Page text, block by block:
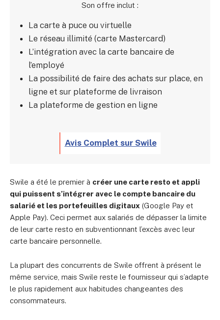
Son offre inclut :
La carte à puce ou virtuelle
Le réseau illimité (carte Mastercard)
L’intégration avec la carte bancaire de
l’employé
La possibilité de faire des achats sur place, en
ligne et sur plateforme de livraison
La plateforme de gestion en ligne
Avis Complet sur Swile
Swile a été le premier à créer une carte resto et appli
qui puissent s’intégrer avec le compte bancaire du
salarié et les portefeuilles digitaux (Google Pay et
Apple Pay). Ceci permet aux salariés de dépasser la limite
de leur carte resto en subventionnant l’excès avec leur
carte bancaire personnelle.
La plupart des concurrents de Swile offrent à présent le
même service, mais Swile reste le fournisseur qui s’adapte
le plus rapidement aux habitudes changeantes des
consommateurs.